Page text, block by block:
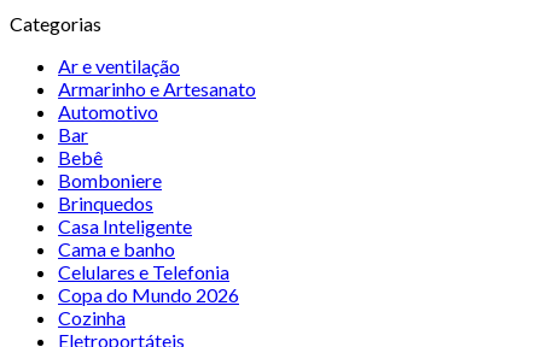
Categorias
Ar e ventilação
Armarinho e Artesanato
Automotivo
Bar
Bebê
Bomboniere
Brinquedos
Casa Inteligente
Cama e banho
Celulares e Telefonia
Copa do Mundo 2026
Cozinha
Eletroportáteis